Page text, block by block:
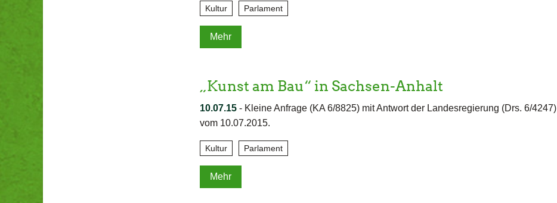
Kultur Parlament
Mehr
„Kunst am Bau“ in Sachsen-Anhalt
10.07.15- Kleine Anfrage (KA 6/8825) mit Antwort der Landesregierung (Drs. 6/4247)
vom 10.07.2015.
Kultur Parlament
Mehr